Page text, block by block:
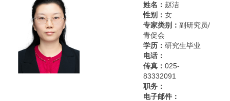
姓名： 赵洁
性别： 女
专家类别： 副研究员/
青促会
学历： 研究生毕业
电话：
传真： 025-
83332091
职务：
电子邮件：